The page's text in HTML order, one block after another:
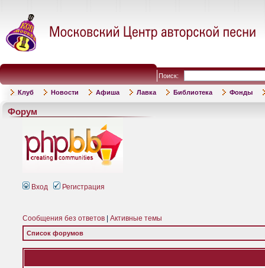
Поиск:
Клуб Новости Афиша Лавка Библиотека Фонды
Форум
Вход Регистрация
Сообщения без ответов Активные темы
Список форумов